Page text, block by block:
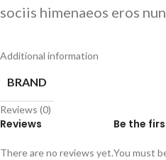
sociis himenaeos eros
Additional information
BRAND
Reviews (0)
Reviews
There are no reviews yet.
Be the
You must